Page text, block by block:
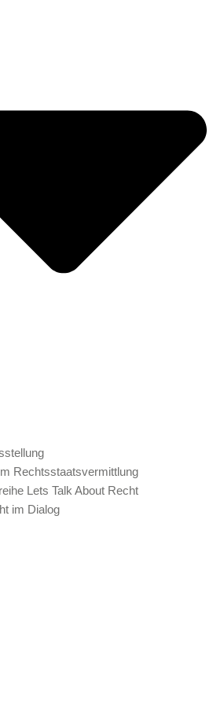
Rechtsstaatsvermittlung
Lets Talk About Recht
im Dialog